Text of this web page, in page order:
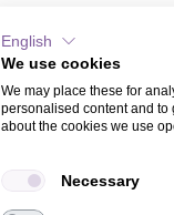
English
We use cookies
We may place these for
personalised content and to
about the cookies we use
Necessary